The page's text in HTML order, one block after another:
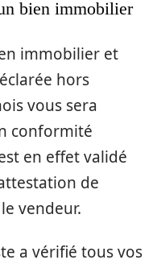
bien immobilier
immobilier et
hors
vous sera
conformité
en effet validé
de
vendeur.
a vérifié tous vos